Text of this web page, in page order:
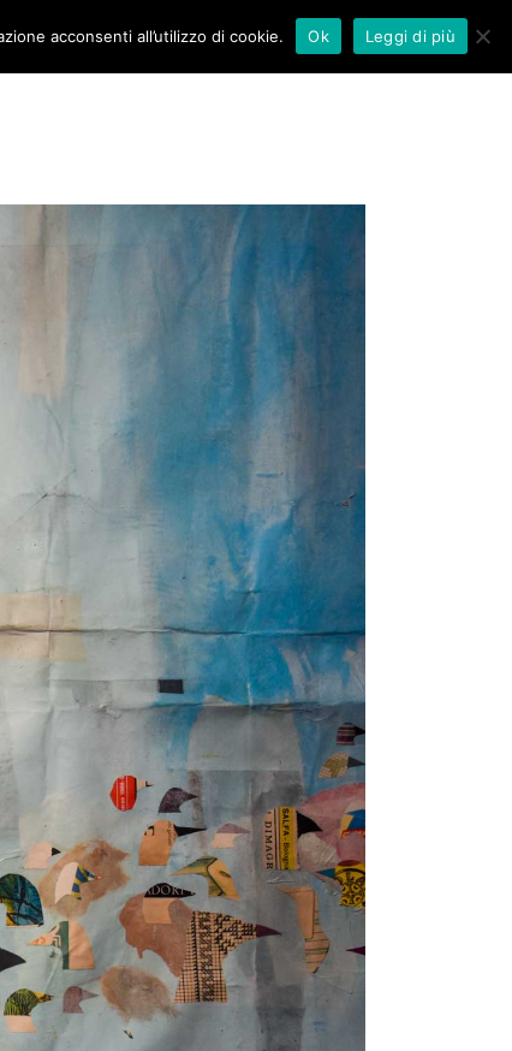
acconsenti all’utilizzo di cookie. Ok Leggi di più